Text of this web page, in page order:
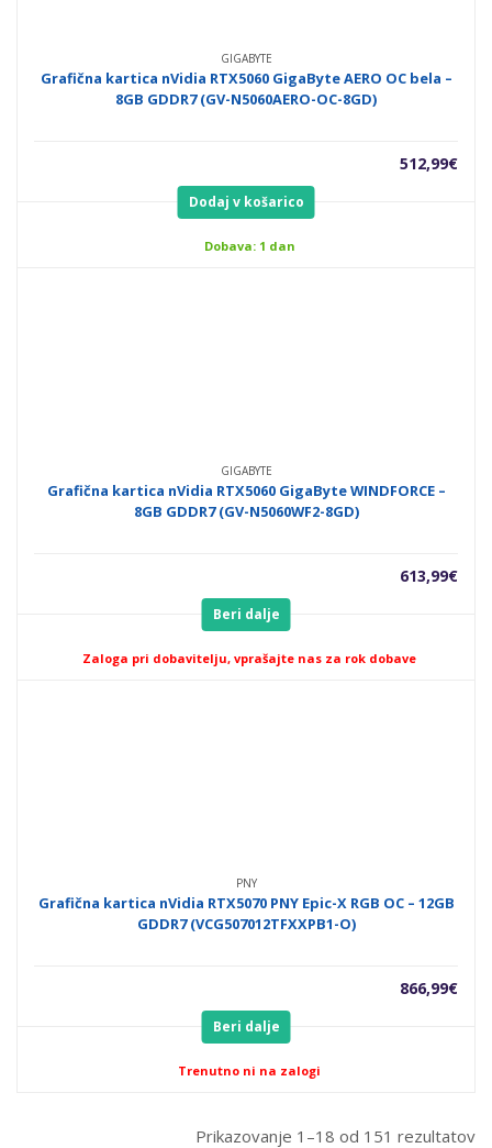
GIGABYTE
Grafična kartica nVidia RTX5060 GigaByte AERO OC bela –
8GB GDDR7 (GV-N5060AERO-OC-8GD)
512,99€
Dodaj v košarico
Dobava: 1 dan
GIGABYTE
Grafična kartica nVidia RTX5060 GigaByte WINDFORCE –
8GB GDDR7 (GV-N5060WF2-8GD)
613,99€
Beri dalje
Zaloga pri dobavitelju, vprašajte nas za rok dobave
PNY
Grafična kartica nVidia RTX5070 PNY Epic-X RGB OC – 12GB
GDDR7 (VCG507012TFXXPB1-O)
866,99€
Beri dalje
Trenutno ni na zalogi
Prikazovanje 1–18 od 151 rezultatov